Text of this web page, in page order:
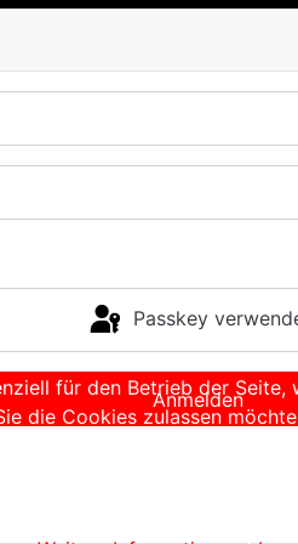
Passkey
Anmelden
für den Betrieb der
die Cookies zulassen